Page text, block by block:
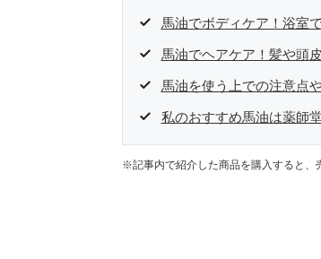
馬油でボディケア！浴室
馬油でヘアケア！髪や頭
馬油を使う上での注意点
私のおすすめ馬油は薬師
※記事内で紹介した商品を購入すると、